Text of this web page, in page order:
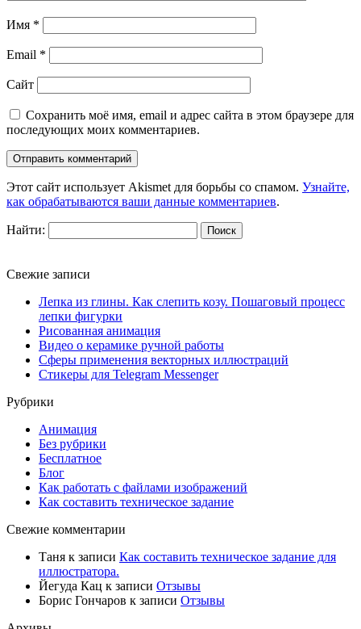
Имя *
Email *
Сайт
Сохранить моё имя, email и адрес сайта в этом браузере для
последующих моих комментариев.
Этот сайт использует Akismet для борьбы со спамом. Узнайте,
как обрабатываются ваши данные комментариев.
Найти:
Свежие записи
Лепка из глины. Как слепить козу. Пошаговый процесс
лепки фигурки
Рисованная анимация
Видео о керамике ручной работы
Сферы применения векторных иллюстраций
Стикеры для Telegram Messenger
Рубрики
Анимация
Без рубрики
Бесплатное
Блог
Как работать с файлами изображений
Как составить техническое задание
Свежие комментарии
Таня к записи Как составить техническое задание для
иллюстратора.
Йегуда Кац к записи Отзывы
Борис Гончаров к записи Отзывы